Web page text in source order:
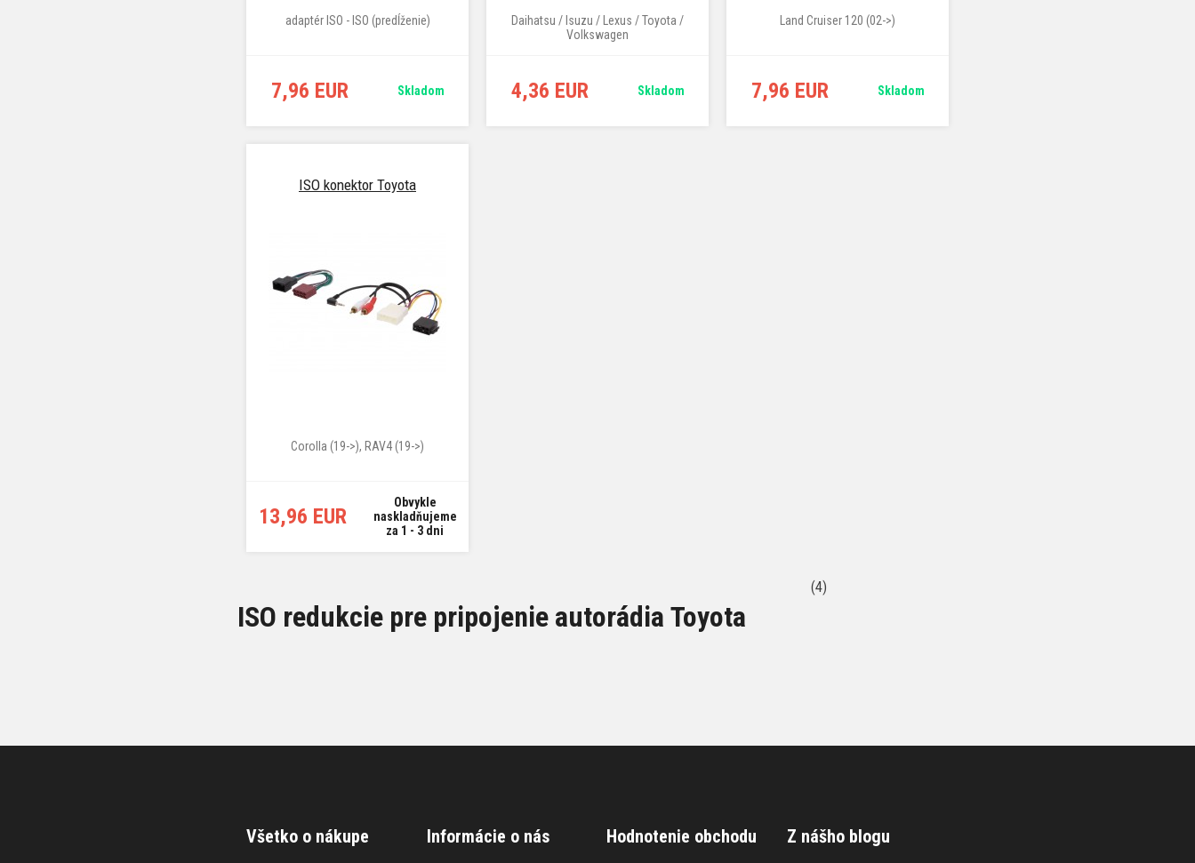
adaptér ISO - ISO (predĺženie)
7,96 EUR Skladom
Daihatsu / Isuzu / Lexus / Toyota /
Volkswagen
4,36 EUR Skladom
Land Cruiser 120 (02->)
7,96 EUR Skladom
ISO konektor Toyota
Corolla (19->), RAV4 (19->)
13,96 EUR
Obvykle
naskladňujeme
za 1 - 3 dni
ISO redukcie pre pripojenie autorádia Toyota
(4)
Všetko o nákupe Informácie o nás Hodnotenie obchodu Z nášho blogu